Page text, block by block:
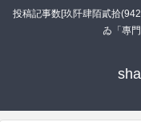
投稿記事数[玖阡肆陌貳拾
ゐ「專